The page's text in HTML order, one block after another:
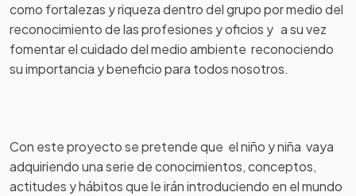
como fortalezas y riqueza dentro del grupo por medio del
reconocimiento de las profesiones y oficios y a su vez
fomentar el cuidado del medio ambiente reconociendo
su importancia y beneficio para todos nosotros.
Con este proyecto se pretende que el niño y niña vaya
adquiriendo una serie de conocimientos, conceptos,
actitudes y hábitos que le irán introduciendo en el mundo